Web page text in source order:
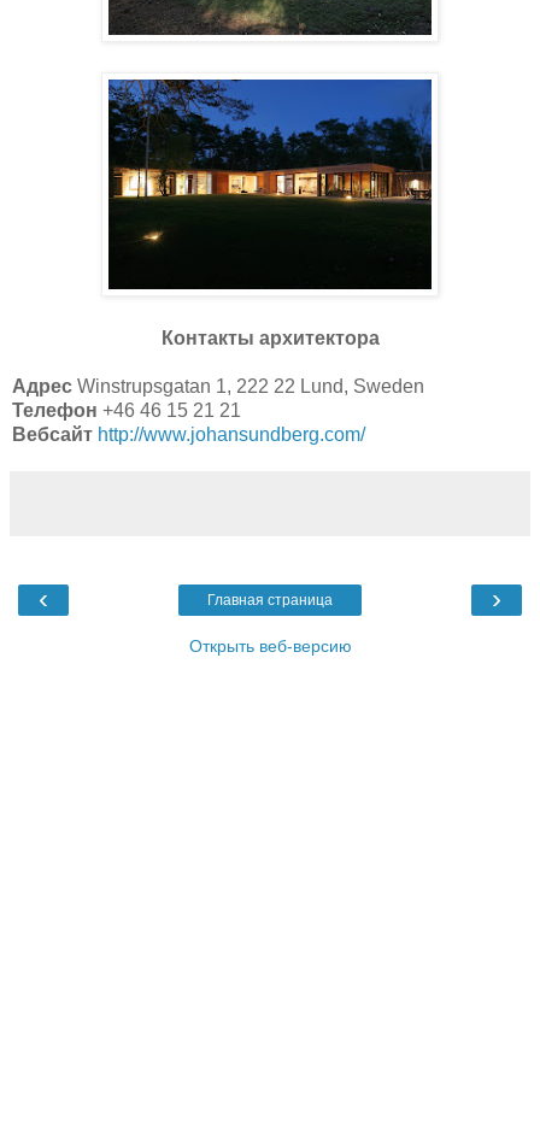
Контакты архитектора
Адрес Winstrupsgatan 1, 222 22 Lund, Sweden
Телефон +46 46 15 21 21
Вебсайт http://www.johansundberg.com/
‹ ›
Главная страница
Открыть веб-версию